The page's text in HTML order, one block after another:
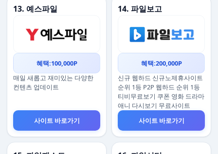
13. 예스파일
혜택:100,000P
매일 새롭고 재미있는 다양한
컨텐츠 업데이트
사이트 바로가기
14. 파일보고
혜택:200,000P
신규 웹하드 신규노제휴사이트
순위 1등 P2P 웹하드 순위 1등
티비무료보기 쿠폰 영화 드라마
애니 다시보기 무료사이트
사이트 바로가기